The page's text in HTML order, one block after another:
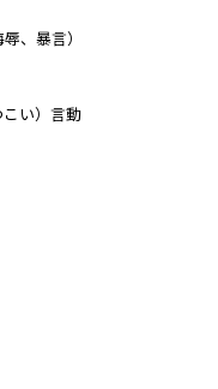
、暴言）
い）言動